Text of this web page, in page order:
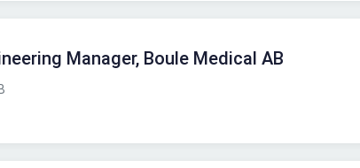
Manager, Boule Medical AB